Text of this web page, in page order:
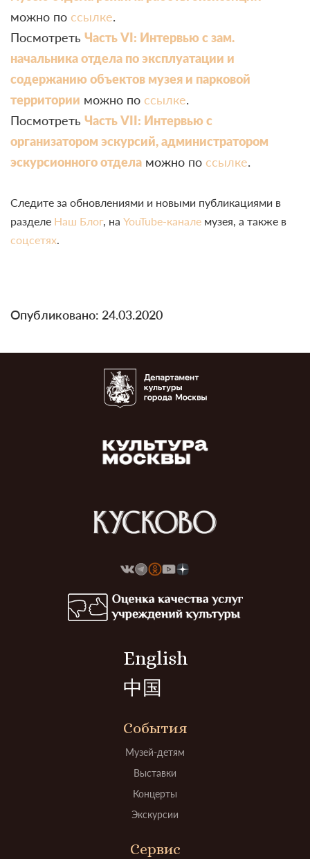
можно по ссылке.
Посмотреть Часть VI: Интервью с зам.
начальника отдела по эксплуатации и
содержанию объектов музея и парковой
территории можно по ссылке.
Посмотреть Часть VII: Интервью с
организатором эскурсий, администратором
эскурсионного отдела можно по ссылке.
Следите за обновлениями и новыми публикациями в
разделе Наш Блог, на YouTube-канале музея, а также в
соцсетях.
Опубликовано: 24.03.2020
English
中国
События
Музей-детям
Выставки
Концерты
Экскурсии
Сервис